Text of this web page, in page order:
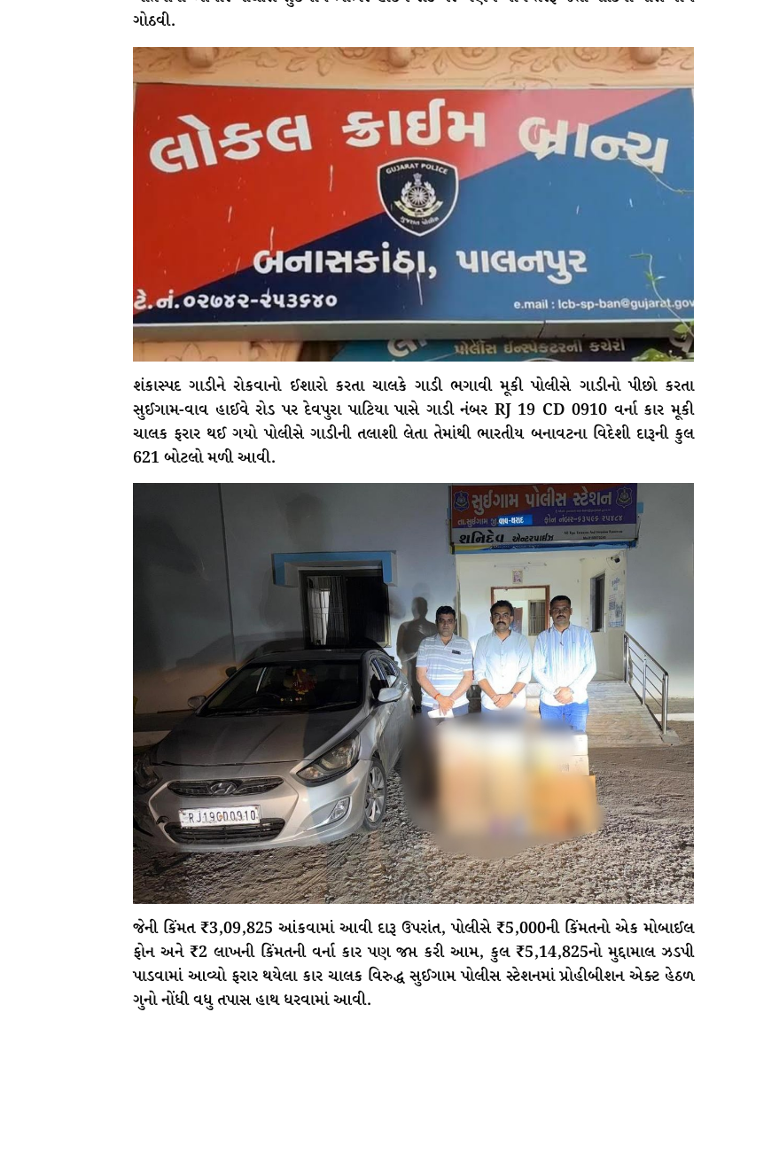
ગોઠવી.
શંકાસ્પદ ગાડીને રોકવાનો ઈશારો કરતા ચાલકે ગાડી ભગાવી મૂકી પોલીસે ગાડીનો પીછો કરતા
સુઈગામ-વાવ હાઈવે રોડ પર દેવપુરા પાટિયા પાસે ગાડી નંબર RJ 19 CD 0910 વર્ના કાર મૂકી
ચાલક ફરાર થઈ ગયો પોલીસે ગાડીની તલાશી લેતા તેમાંથી ભારતીય બનાવટના વિદેશી દારૂની કુલ
621 બોટલો મળી આવી.
જેની કિંમત ₹3,09,825 આંકવામાં આવી દારૂ ઉપરાંત, પોલીસે ₹5,000ની કિંમતનો એક મોબાઈલ
ફોન અને ₹2 લાખની કિંમતની વર્ના કાર પણ જપ્ત કરી આમ, કુલ ₹5,14,825નો મુદ્દામાલ ઝડપી
પાડવામાં આવ્યો ફરાર થયેલા કાર ચાલક વિરુદ્ધ સુઈગામ પોલીસ સ્ટેશનમાં પ્રોહીબીશન એક્ટ હેઠળ
ગુનો નોંધી વધુ તપાસ હાથ ધરવામાં આવી.